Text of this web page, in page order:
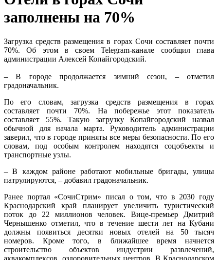
заполнены на 70%
Загрузка средств размещения в горах Сочи составляет почти
70%. Об этом в своем Telegram-канале сообщил глава
администрации Алексей Копайгородский.
– В городе продолжается зимний сезон, – отметил
градоначальник.
По его словам, загрузка средств размещения в горах
составляет почти 70%. На побережье этот показатель
составляет 55%. Такую загрузку Копайгородский назвал
обычной для начала марта. Руководитель администрации
заверил, что в городе приняты все меры безопасности. По его
словам, под особым контролем находятся соцобъекты и
транспортные узлы.
– В каждом районе работают мобильные бригады, улицы
патрулируются, – добавил градоначальник.
Ранее портал «СочиСтрим» писал о том, что в 2030 году
Краснодарский край планирует увеличить туристический
поток до 22 миллионов человек. Вице-премьер Дмитрий
Чернышенко отметил, что в течение шести лет на Кубани
должны появиться десятки новых отелей на 50 тысяч
номеров. Кроме того, в ближайшее время начнется
строительство объектов индустрии развлечений,
аквакомплексов, оздоровительных центров. В Краснодарском